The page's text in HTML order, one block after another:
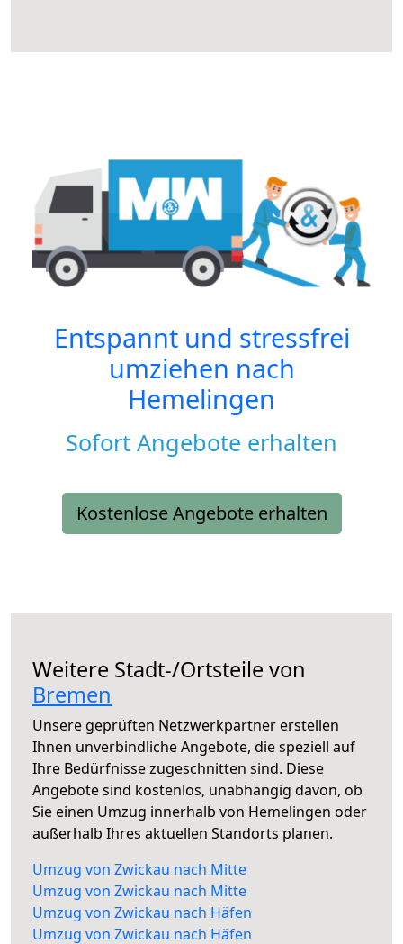
Entspannt und stressfrei
umziehen nach
Hemelingen
Sofort Angebote erhalten
Kostenlose Angebote erhalten
Weitere Stadt-/Ortsteile von
Bremen
Unsere geprüften Netzwerkpartner erstellen
Ihnen unverbindliche Angebote, die speziell auf
Ihre Bedürfnisse zugeschnitten sind. Diese
Angebote sind kostenlos, unabhängig davon, ob
Sie einen Umzug innerhalb von Hemelingen oder
außerhalb Ihres aktuellen Standorts planen.
Umzug von Zwickau nach Mitte
Umzug von Zwickau nach Mitte
Umzug von Zwickau nach Häfen
Umzug von Zwickau nach Häfen